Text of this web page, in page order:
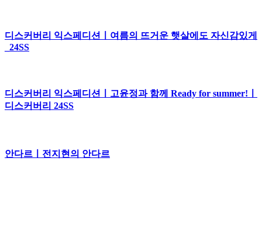
디스커버리 익스페디션ㅣ여름의 뜨거운 햇살에도 자신감있게
_24SS
디스커버리 익스페디션ㅣ고윤정과 함께 Ready for summer!ㅣ
디스커버리 24SS
안다르ㅣ전지현의 안다르